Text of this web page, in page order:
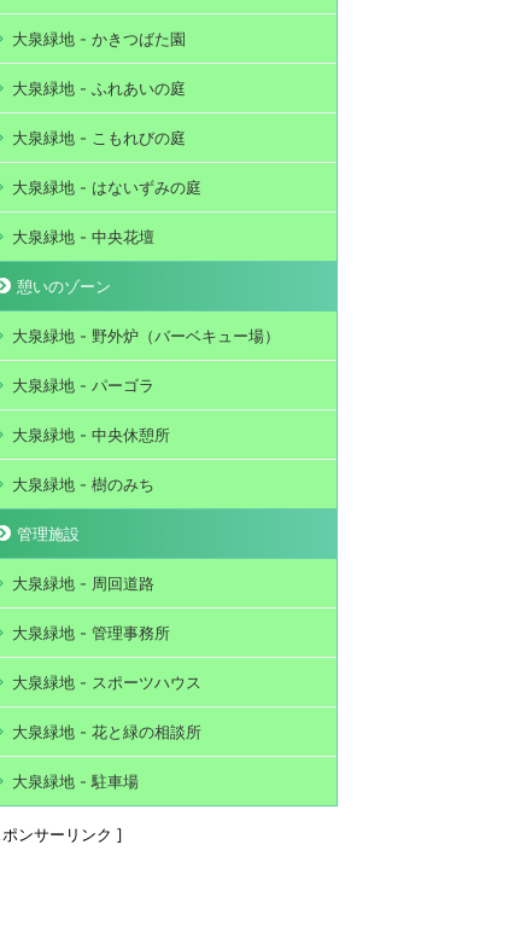
大泉緑地 - かきつばた園
大泉緑地 - ふれあいの庭
大泉緑地 - こもれびの庭
大泉緑地 - はないずみの庭
大泉緑地 - 中央花壇
憩いのゾーン
大泉緑地 - 野外炉（バーベキュー場）
大泉緑地 - パーゴラ
大泉緑地 - 中央休憩所
大泉緑地 - 樹のみち
管理施設
大泉緑地 - 周回道路
大泉緑地 - 管理事務所
大泉緑地 - スポーツハウス
大泉緑地 - 花と緑の相談所
大泉緑地 - 駐車場
ンサーリンク ]